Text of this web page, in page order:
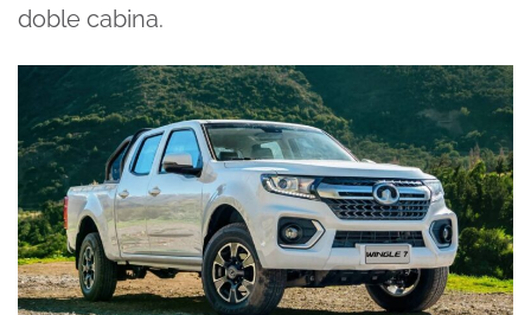
doble cabina.